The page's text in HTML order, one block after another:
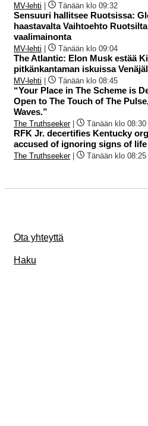
MV-lehti Tänään klo 09:32
Sensuuri hallitsee Ruotsissa:
haastavalta Vaihtoehto
vaalimainonta
MV-lehti Tänään klo 09:04
The Atlantic: Elon Musk estää
pitkänkantaman iskuissa
MV-lehti Tänään klo 08:45
“Your Place in The Scheme is
Open to The Touch of The
Waves.”
The Truthseeker| Tänään klo 08:30
RFK Jr. decertifies Kentucky
accused of ignoring signs of life
The Truthseeker| Tänään klo 08:25
Ota yhteyttä
Haku